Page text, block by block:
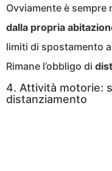
Ovviamente è sempre
dalla propria
limiti di spostamento
Rimane l’obbligo di
4. Attività motorie:
distanziamento